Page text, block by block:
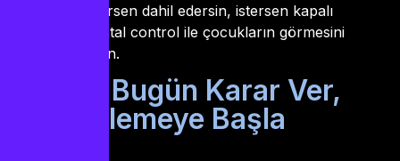
Opsiyonel. İstersen dahil edersin, istersen kapalı
tutarsın. Parental control ile çocukların görmesini
engelleyebilirsin.
Sonuç: Bugün Karar Ver,
Yarın İzlemeye Başla